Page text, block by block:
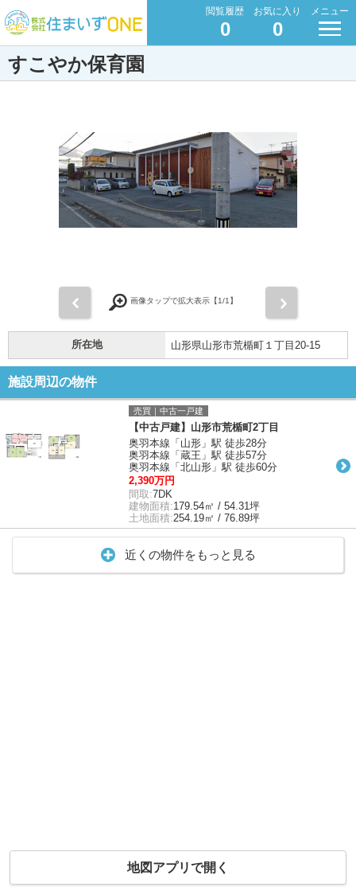
閲覧履歴
0
お気に入り
0
メニュー
すこやか保育園
画像タップで拡大表示【1/1】
所在地 山形県山形市荒楯町１丁目20-15
施設周辺の物件
売買｜中古一戸建
【中古戸建】山形市荒楯町2丁目
奥羽本線「山形」駅 徒歩28分
奥羽本線「蔵王」駅 徒歩57分
奥羽本線「北山形」駅 徒歩60分
2,390万円
間取:7DK
建物面積:179.54㎡ / 54.31坪
土地面積:254.19㎡ / 76.89坪
近くの物件をもっと見る
地図アプリで開く